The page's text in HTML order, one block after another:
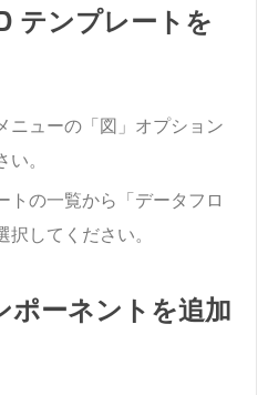
テンプレートを
ニューの「図」オプション
。
トの一覧から「データフロ
してください。
ポーネントを追加